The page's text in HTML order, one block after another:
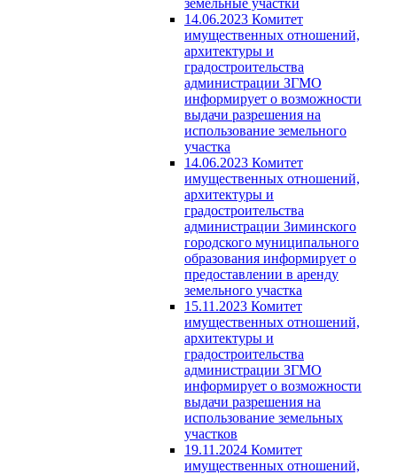
14.06.2023 Комитет
имущественных отношений,
архитектуры и
градостроительства
администрации ЗГМО
информирует о возможности
выдачи разрешения на
использование земельного
участка
14.06.2023 Комитет
имущественных отношений,
архитектуры и
градостроительства
администрации Зиминского
городского муниципального
образования информирует о
предоставлении в аренду
земельного участка
15.11.2023 Комитет
имущественных отношений,
архитектуры и
градостроительства
администрации ЗГМО
информирует о возможности
выдачи разрешения на
использование земельных
участков
19.11.2024 Комитет
имущественных отношений,